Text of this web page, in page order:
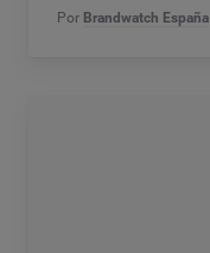
Por Brandwatch España